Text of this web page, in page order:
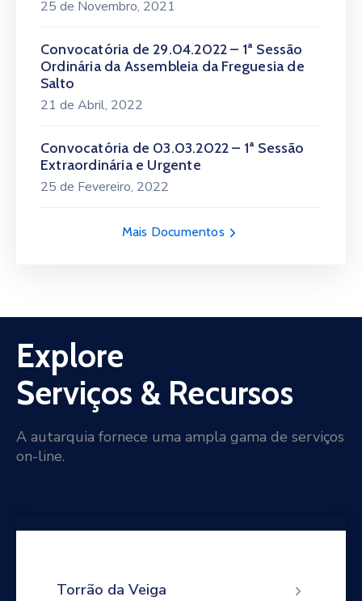
25 de Novembro, 2021
Convocatória de 29.04.2022 – 1ª Sessão
Ordinária da Assembleia da Freguesia de
Salto
21 de Abril, 2022
Convocatória de 03.03.2022 – 1ª Sessão
Extraordinária e Urgente
25 de Fevereiro, 2022
Mais Documentos
Explore
Serviços & Recursos
A autarquia fornece uma ampla gama de serviços
on-line.
Torrão da Veiga